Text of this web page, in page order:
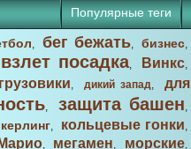
Популярные теги
, бег бежать,бизнес,
взлет посадка, Винкс,
грузовики,дикий запад,для
, защита башен,
керлинг, кольцевые гонки,
Марио, мегамен, морские,